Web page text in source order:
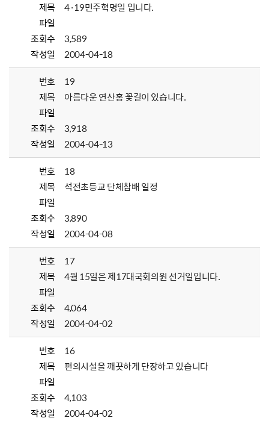
제목
4·19민주혁명일 입니다.
파일
조회수
3,589
작성일
2004-04-18
번호
19
제목
아름다운 연산홍 꽃길이 있습니다.
파일
조회수
3,918
작성일
2004-04-13
번호
18
제목
석전초등교 단체참배 일정
파일
조회수
3,890
작성일
2004-04-08
번호
17
제목
4월 15일은 제17대국회의원 선거일입니다.
파일
조회수
4,064
작성일
2004-04-02
번호
16
제목
편의시설을 깨끗하게 단장하고 있습니다
파일
조회수
4,103
작성일
2004-04-02